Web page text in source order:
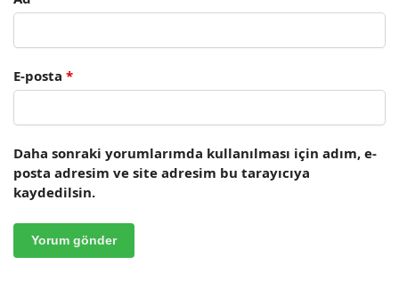
E-posta *
Daha sonraki yorumlarımda kullanılması için adım, e-
posta adresim ve site adresim bu tarayıcıya
kaydedilsin.